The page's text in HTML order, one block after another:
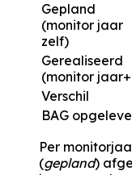
Gepland
(monitor jaar
zelf)
Gerealiseerd
(monitor
Verschil
BAG
Per
(gepland)